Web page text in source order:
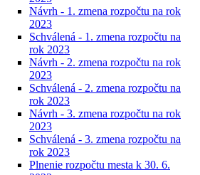
Návrh - 1. zmena rozpočtu na rok
2023
Schválená - 1. zmena rozpočtu na
rok 2023
Návrh - 2. zmena rozpočtu na rok
2023
Schválená - 2. zmena rozpočtu na
rok 2023
Návrh - 3. zmena rozpočtu na rok
2023
Schválená - 3. zmena rozpočtu na
rok 2023
Plnenie rozpočtu mesta k 30. 6.